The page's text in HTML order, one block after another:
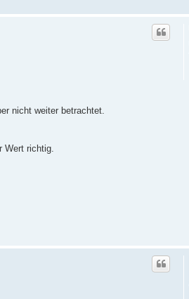
nicht weiter betrachtet.
richtig.